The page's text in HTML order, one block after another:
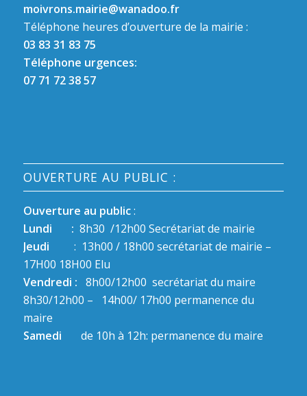
moivrons.mairie@wanadoo.fr
Téléphone heures d’ouverture de la mairie :
03 83 31 83 75
Téléphone urgences:
07 71 72 38 57
OUVERTURE AU PUBLIC :
Ouverture au public:
Lundi : 8h30 /12h00 Secrétariat de mairie
Jeudi : 13h00 / 18h00 secrétariat de mairie –
17H00 18H00 Elu
Vendredi : 8h00/12h00 secrétariat du maire
8h30/12h00 – 14h00/ 17h00 permanence du
maire
Samedi
de 10h à 12h: permanence du maire